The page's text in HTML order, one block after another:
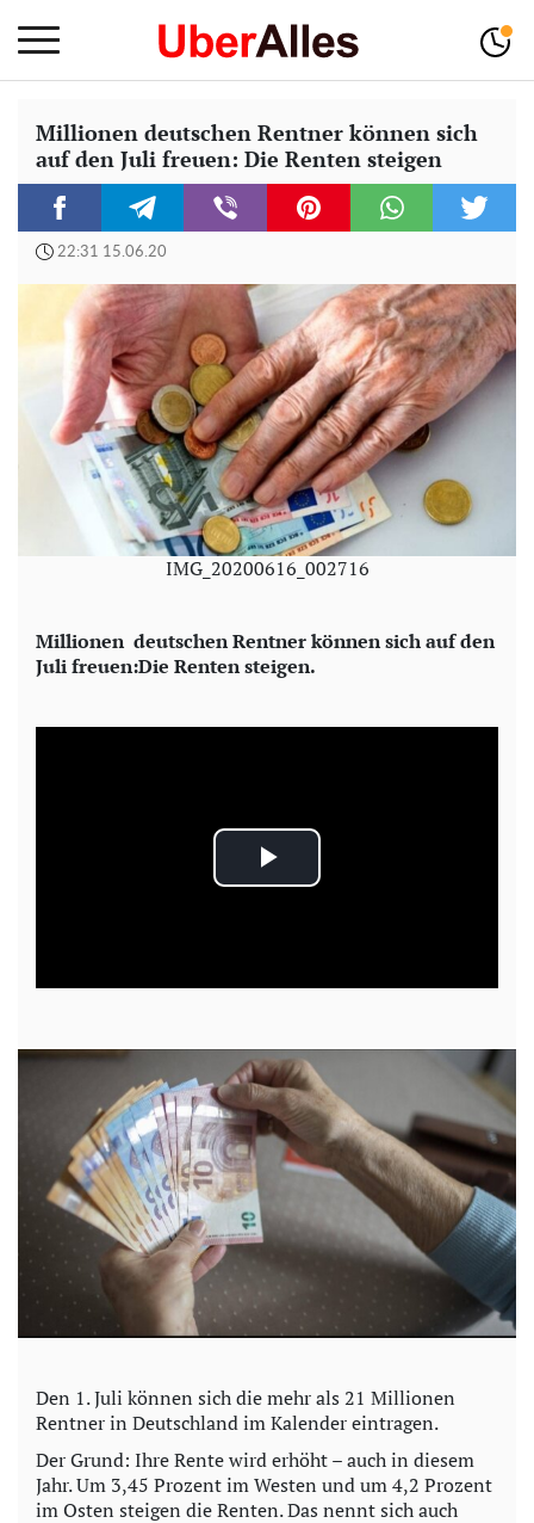
Millionen deutschen Rentner können sich
auf den Juli freuen: Die Renten steigen
22:31 15.06.20
IMG_20200616_002716
Millionen deutschen Rentner können sich auf den
Juli freuen:Die Renten steigen.
P
a
y
V
e
o
Den 1. Juli können sich die mehr als 21 Millionen
Rentner in Deutschland im Kalender eintragen.
Der Grund: Ihre Rente wird erhöht – auch in diesem
Jahr. Um 3,45 Prozent im Westen und um 4,2 Prozent
im Osten steigen die Renten. Das nennt sich auch